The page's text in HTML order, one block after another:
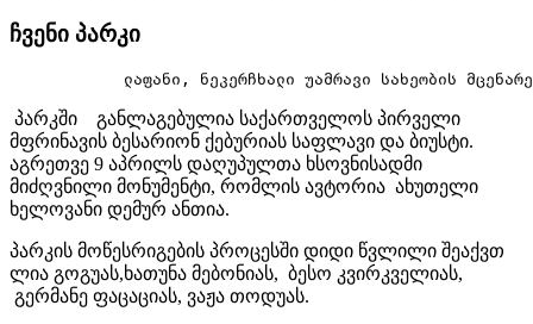
ჩვენი პარკი
პარკში განლაგებულია საქართველოს პირველი
მფრინავის ბესარიონ ქებურიას საფლავი და ბიუსტი.
აგრეთვე 9 აპრილს დაღუპულთა ხსოვნისადმი
მიძღვნილი მონუმენტი, რომლის ავტორია ახუთელი
ხელოვანი დემურ ანთია.
პარკის მოწესრიგების პროცესში დიდი წვლილი შეაქვთ
ლია გოგუას,ხათუნა მებონიას, ბესო კვირკველიას,
გერმანე ფაცაციას, ვაჟა თოდუას.